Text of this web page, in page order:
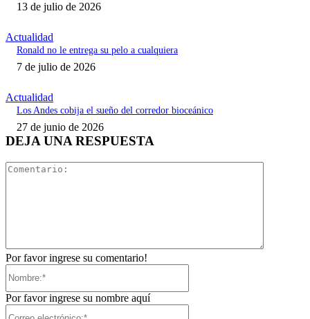
13 de julio de 2026
Actualidad
Ronald no le entrega su pelo a cualquiera
7 de julio de 2026
Actualidad
Los Andes cobija el sueño del corredor bioceánico
27 de junio de 2026
DEJA UNA RESPUESTA
Por favor ingrese su comentario!
Por favor ingrese su nombre aquí